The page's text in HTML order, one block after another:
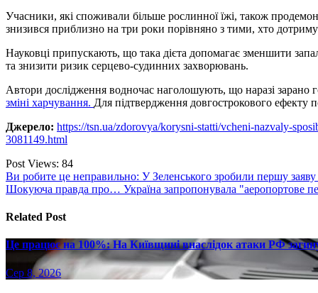
Учасники, які споживали більше рослинної їжі, також
знизився приблизно на три роки порівняно з тими, хто
Науковці припускають, що така дієта допомагає зменшити
та знизити ризик серцево-судинних захворювань.
Автори дослідження водночас наголошують, що наразі
зміні харчування. Для підтвердження довгострокового ефекту
Джерело: https://tsn.ua/zdorovya/korysni-statti/vcheni-nazvaly-
3081149.html
Post Views: 84
Навігація
записів
Ви робите це неправильно: У Зеленського зробили першу
Шокуюча правда про… Україна запропонувала "аеропортове
Related Post
Це працює на 100%: На Київщині внаслідок атаки РФ
Сер 8, 2026